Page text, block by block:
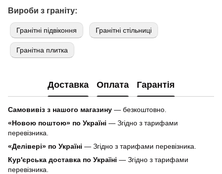
Вироби з граніту:
Гранітні підвіконня Гранітні стільниці
Гранітна плитка
Доставка Оплата Гарантія
Самовивіз з нашого магазину — безкоштовно.
«Новою поштою» по Україні — Згідно з тарифами
перевізника.
«Делівері» по Україні — Згідно з тарифами перевізника.
Кур'єрська доставка по Україні — Згідно з тарифами
перевізника.